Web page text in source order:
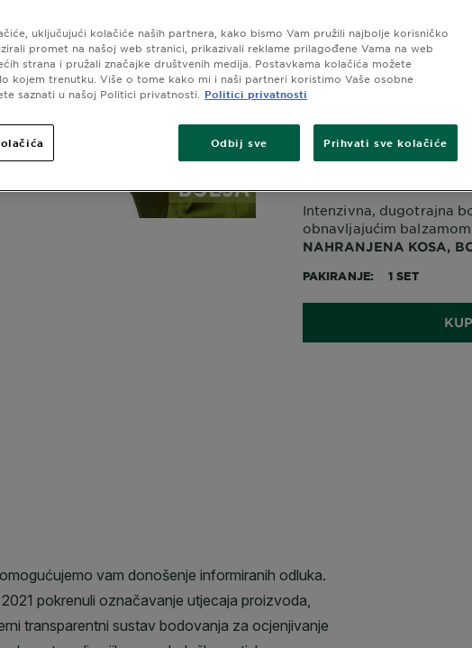
SLIDE 1SLIDE 2
SLIDE 3
Pogledajte Slične Nijanse
Garnier
Vrlo
plava
Intenzivna, dugotrajna
obnavljajućim
NAHRANJENA KOSA,
PAKIRANJE
1 SET
uključujući kolačiće naših partnera, kako bismo Vam pružili najbolje korisničko
promet na našoj web stranici, prikazivali reklame prilagođene Vama na web
strana i pružali značajke društvenih medija. Postavkama kolačića možete
kojem trenutku. Više o tome kako mi i naši partneri koristimo Vaše osobne
saznati u našoj Politici privatnosti.
Politici privatnosti
Odbij sve Prihvati sve kolačiće